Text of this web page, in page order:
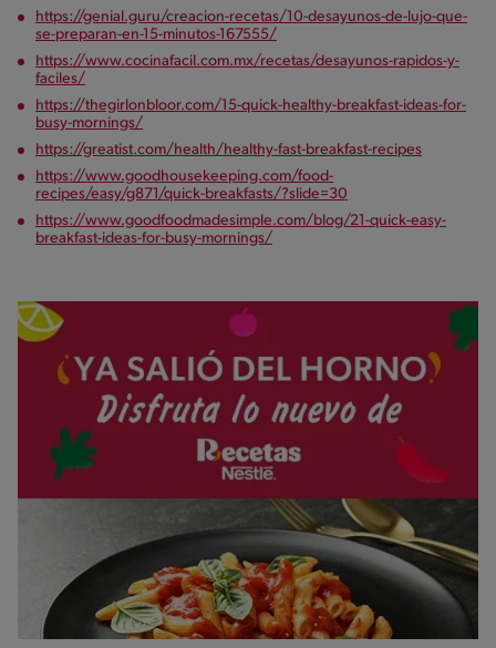
https://genial.guru/creacion-recetas/10-desayunos-de-lujo-que-
se-preparan-en-15-minutos-167555/
https://www.cocinafacil.com.mx/recetas/desayunos-rapidos-y-
faciles/
https://thegirlonbloor.com/15-quick-healthy-breakfast-ideas-for-
busy-mornings/
https://greatist.com/health/healthy-fast-breakfast-recipes
https://www.goodhousekeeping.com/food-
recipes/easy/g871/quick-breakfasts/?slide=30
https://www.goodfoodmadesimple.com/blog/21-quick-easy-
breakfast-ideas-for-busy-mornings/